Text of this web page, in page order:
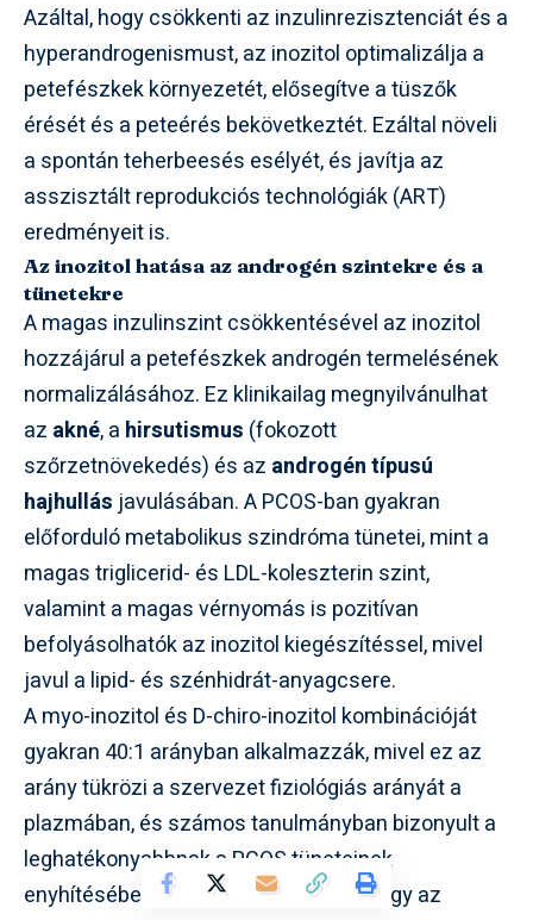
Azáltal, hogy csökkenti az inzulinrezisztenciát és a
hyperandrogenismust, az inozitol optimalizálja a
petefészkek környezetét, elősegítve a tüszők
érését és a peteérés bekövetkeztét. Ezáltal növeli
a spontán teherbeesés esélyét, és javítja az
asszisztált reprodukciós technológiák (ART)
eredményeit is.
Az inozitol hatása az androgén szintekre és a
tünetekre
A magas inzulinszint csökkentésével az inozitol
hozzájárul a petefészkek androgén termelésének
normalizálásához. Ez klinikailag megnyilvánulhat
az akné, a hirsutismus (fokozott
szőrzetnövekedés) és az androgén típusú
hajhullás javulásában. A PCOS-ban gyakran
előforduló metabolikus szindróma tünetei, mint a
magas triglicerid- és LDL-koleszterin szint,
valamint a magas vérnyomás is pozitívan
befolyásolhatók az inozitol kiegészítéssel, mivel
javul a lipid- és szénhidrát-anyagcsere.
A myo-inozitol és D-chiro-inozitol kombinációját
gyakran 40:1 arányban alkalmazzák, mivel ez az
arány tükrözi a szervezet fiziológiás arányát a
plazmában, és számos tanulmányban bizonyult a
leghatékonyabbnak a PCOS tüneteinek
enyhítésében. Fontos megjegyezni, hogy az